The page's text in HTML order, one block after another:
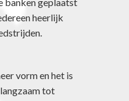
heerlijk
vorm en het is
tot